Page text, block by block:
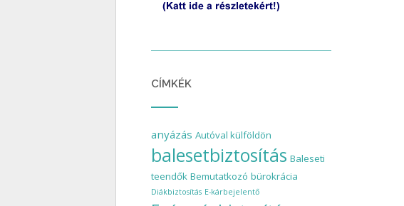
CÍMKÉK
anyázás Autóval külföldön
balesetbiztosítás Baleseti
teendők Bemutatkozó bürokrácia
Diákbiztosítás E-kárbejelentő